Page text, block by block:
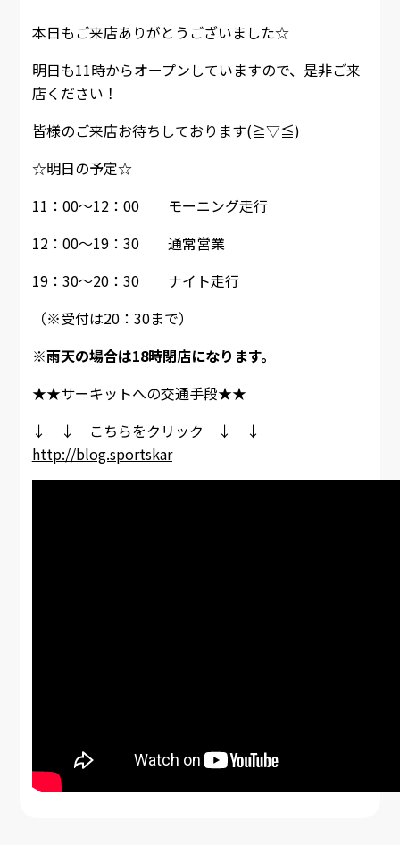
本日もご来店ありがとうございました☆
明日も11時からオープンしていますので、是非ご来
店ください！
皆様のご来店お待ちしております(≧▽≦)
☆明日の予定☆
11：00～12：00 モーニング走行
12：00～19：30 通常営業
19：30～20：30 ナイト走行
（※受付は20：30まで）
※雨天の場合は18時閉店になります。
★★サーキットへの交通手段★★
↓ ↓ こちらをクリック ↓ ↓
http://blog.sportskar